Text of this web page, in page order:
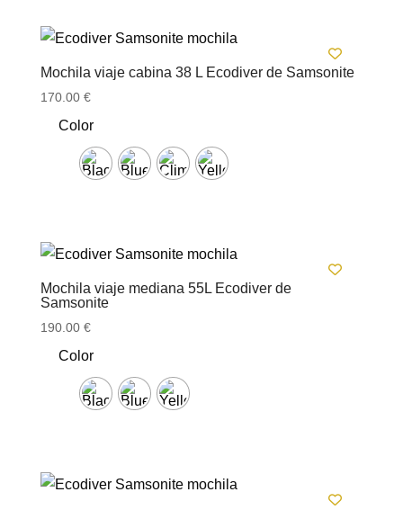
Mochila viaje cabina 38 L Ecodiver de Samsonite
170.00 €
Color
Mochila viaje mediana 55L Ecodiver de
Samsonite
190.00 €
Color